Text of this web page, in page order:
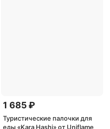
1 685 ₽
Туристические палочки для
еды «Kara Hashi» от Uniflame